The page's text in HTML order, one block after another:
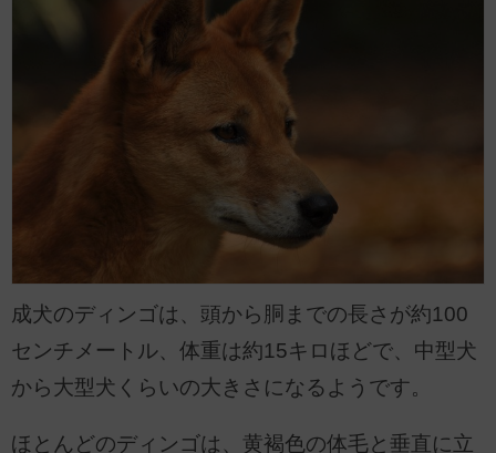
成犬のディンゴは、頭から胴までの長さが約100
センチメートル、体重は約15キロほどで、中型犬
から大型犬くらいの大きさになるようです。
ほとんどのディンゴは、黄褐色の体毛と垂直に立